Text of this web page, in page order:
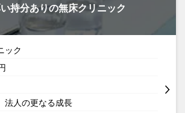
持分ありの無床クリニック
ック
法人の更なる成長